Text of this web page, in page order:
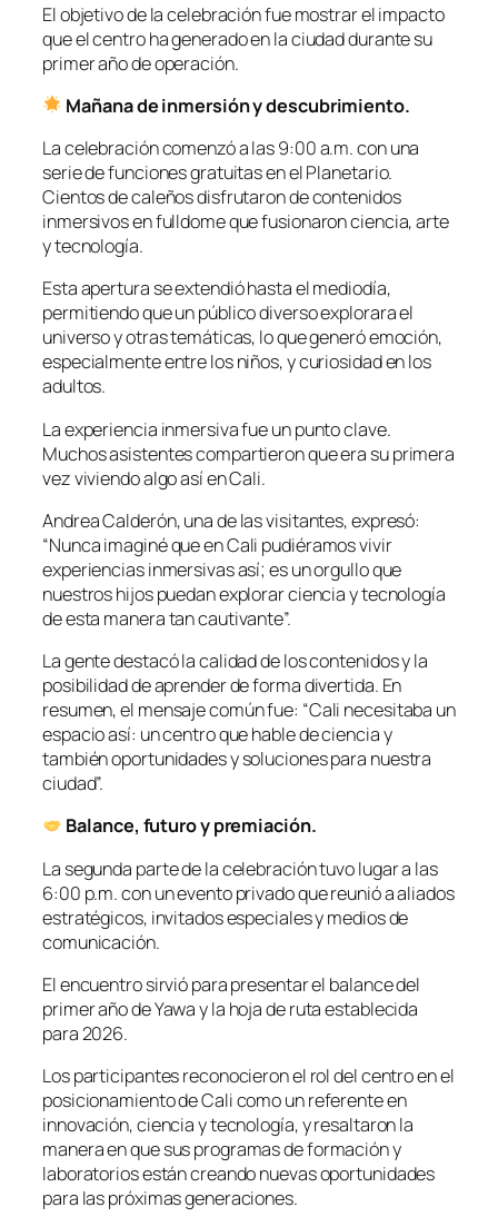
El objetivo de la celebración fue mostrar el impacto
que el centro ha generado en la ciudad durante su
primer año de operación.
Mañana de inmersión y descubrimiento.
La celebración comenzó a las 9:00 a.m. con una
serie de funciones gratuitas en el Planetario.
Cientos de caleños disfrutaron de contenidos
inmersivos en fulldome que fusionaron ciencia, arte
y tecnología.
Esta apertura se extendió hasta el mediodía,
permitiendo que un público diverso explorara el
universo y otras temáticas, lo que generó emoción,
especialmente entre los niños, y curiosidad en los
adultos.
La experiencia inmersiva fue un punto clave.
Muchos asistentes compartieron que era su primera
vez viviendo algo así en Cali.
Andrea Calderón, una de las visitantes, expresó:
“Nunca imaginé que en Cali pudiéramos vivir
experiencias inmersivas así; es un orgullo que
nuestros hijos puedan explorar ciencia y tecnología
de esta manera tan cautivante”.
La gente destacó la calidad de los contenidos y la
posibilidad de aprender de forma divertida. En
resumen, el mensaje común fue: “Cali necesitaba un
espacio así: un centro que hable de ciencia y
también oportunidades y soluciones para nuestra
ciudad”.
Balance, futuro y premiación.
La segunda parte de la celebración tuvo lugar a las
6:00 p.m. con un evento privado que reunió a aliados
estratégicos, invitados especiales y medios de
comunicación.
El encuentro sirvió para presentar el balance del
primer año de Yawa y la hoja de ruta establecida
para 2026.
Los participantes reconocieron el rol del centro en el
posicionamiento de Cali como un referente en
innovación, ciencia y tecnología, y resaltaron la
manera en que sus programas de formación y
laboratorios están creando nuevas oportunidades
para las próximas generaciones.